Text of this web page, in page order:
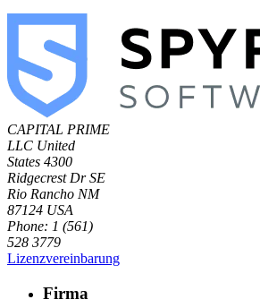
CAPITAL PRIME
LLC United
States 4300
Ridgecrest Dr SE
Rio Rancho NM
87124 USA
Phone: 1 (561)
528 3779
Lizenzvereinbarung
Firma